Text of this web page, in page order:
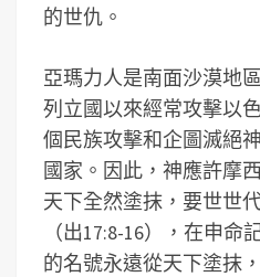
的世仇。
亞瑪力人是南面沙漠地
列立國以來經常攻擊以
個民族攻擊和企圖滅絕
國家。因此，神應許摩
天下全然塗抹，要世世
（出17:8-16），在申命
的名號永遠從天下塗抹